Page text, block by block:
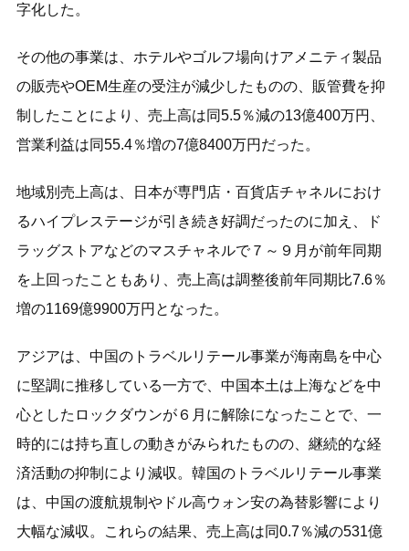
字化した。
その他の事業は、ホテルやゴルフ場向けアメニティ製品
の販売やOEM生産の受注が減少したものの、販管費を抑
制したことにより、売上高は同5.5％減の13億400万円、
営業利益は同55.4％増の7億8400万円だった。
地域別売上高は、日本が専門店・百貨店チャネルにおけ
るハイプレステージが引き続き好調だったのに加え、ド
ラッグストアなどのマスチャネルで７～９月が前年同期
を上回ったこともあり、売上高は調整後前年同期比7.6％
増の1169億9900万円となった。
アジアは、中国のトラベルリテール事業が海南島を中心
に堅調に推移している一方で、中国本土は上海などを中
心としたロックダウンが６月に解除になったことで、一
時的には持ち直しの動きがみられたものの、継続的な経
済活動の抑制により減収。韓国のトラベルリテール事業
は、中国の渡航規制やドル高ウォン安の為替影響により
大幅な減収。これらの結果、売上高は同0.7％減の531億